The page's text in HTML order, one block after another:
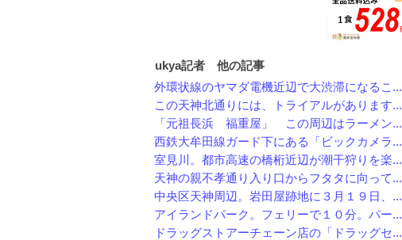
ukya記者 他の記事
外環状線のヤマダ電機近辺で大渋滞になるこ...
この天神北通りには、トライアルがあります...
「元祖長浜 福重屋」 この周辺はラーメン...
西鉄大牟田線ガード下にある「ビックカメラ...
室見川。都市高速の橋桁近辺が潮干狩りを楽...
天神の親不孝通り入り口からフタタに向って...
中央区天神周辺。岩田屋跡地に３月１９日、...
アイランドパーク。フェリーで１０分。パー...
ドラッグストアーチェーン店の「ドラッグセ...